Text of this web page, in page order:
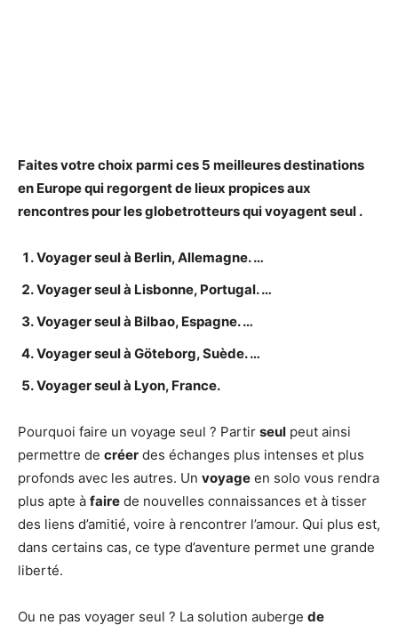
Faites votre choix parmi ces 5 meilleures destinations
en Europequi regorgent de lieux propices aux
rencontres pour les globetrotteurs qui voyagentseul .
Voyagerseulà Berlin, Allemagne. …
Voyagerseulà Lisbonne, Portugal. …
Voyagerseulà Bilbao, Espagne. …
Voyagerseulà Göteborg, Suède. …
Voyagerseulà Lyon, France.
Pourquoi faire un voyage seul ? Partir seul peut ainsi
permettre de créer des échanges plus intenses et plus
profonds avec les autres. Un voyage en solo vous rendra
plus apte à faire de nouvelles connaissances et à tisser
des liens d’amitié, voire à rencontrer l’amour. Qui plus est,
dans certains cas, ce type d’aventure permet une grande
liberté.
Ou ne pas voyager seul ? La solution auberge de